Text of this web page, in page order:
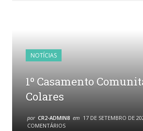
NOTÍCIAS
1º Casamento
Colares
por CR2-ADMIN8 em 17 DE SETEMBRO DE
COMENTÁRIOS